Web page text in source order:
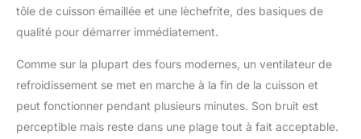
tôle de cuisson émaillée et une lèchefrite, des basiques de
qualité pour démarrer immédiatement.
Comme sur la plupart des fours modernes, un ventilateur de
refroidissement se met en marche à la fin de la cuisson et
peut fonctionner pendant plusieurs minutes. Son bruit est
perceptible mais reste dans une plage tout à fait acceptable.